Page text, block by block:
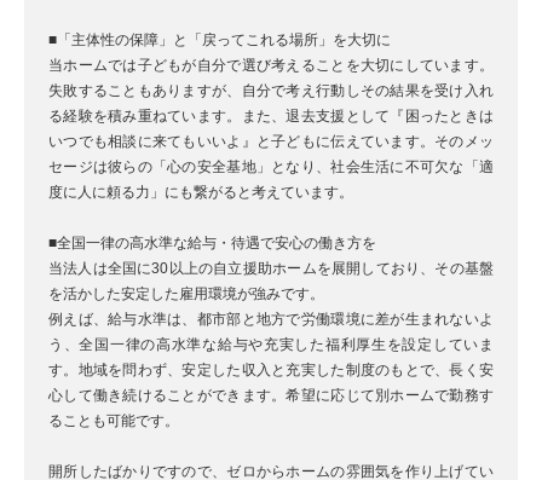
■「主体性の保障」と「戻ってこれる場所」を大切に
当ホームでは子どもが自分で選び考えることを大切にしています。
失敗することもありますが、自分で考え行動しその結果を受け入れ
る経験を積み重ねています。また、退去支援として『困ったときは
いつでも相談に来てもいいよ』と子どもに伝えています。そのメッ
セージは彼らの「心の安全基地」となり、社会生活に不可欠な「適
度に人に頼る力」にも繋がると考えています。
■全国一律の高水準な給与・待遇で安心の働き方を
当法人は全国に30以上の自立援助ホームを展開しており、その基盤
を活かした安定した雇用環境が強みです。
例えば、給与水準は、都市部と地方で労働環境に差が生まれないよ
う、全国一律の高水準な給与や充実した福利厚生を設定していま
す。地域を問わず、安定した収入と充実した制度のもとで、長く安
心して働き続けることができます。希望に応じて別ホームで勤務す
ることも可能です。
開所したばかりですので、ゼロからホームの雰囲気を作り上げてい